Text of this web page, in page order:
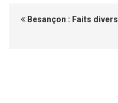
Besançon : Faits divers